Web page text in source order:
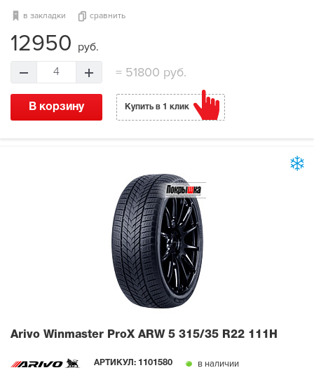
в закладки сравнить
12950 руб.
4 = 51800 руб.
В корзину Купить в 1 клик
Arivo Winmaster ProX ARW 5 315/35 R22 111H
АРТИКУЛ: 1101580 в наличии